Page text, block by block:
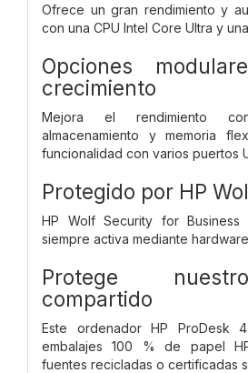
Ofrece un gran rendimiento y
con una CPU Intel Core Ultra y
Opciones
crecimiento
Mejora el rendimiento
almacenamiento y memoria
funcionalidad con varios puertos
Protegido por HP
HP Wolf Security for
siempre activa mediante
Protege
compartido
Este ordenador HP ProDesk
embalajes 100 % de papel
fuentes recicladas o certificadas